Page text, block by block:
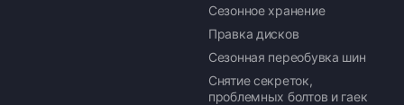
Сезонное хранение
Правка дисков
Сезонная переобувка шин
Снятие секреток,
проблемных болтов и гаек